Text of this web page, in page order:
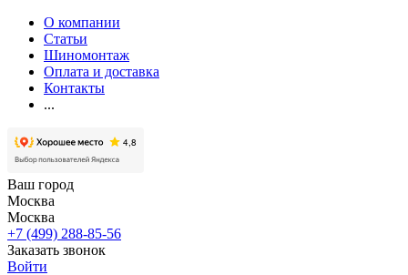
О компании
Статьи
Шиномонтаж
Оплата и доставка
Контакты
...
Ваш город
Москва
Москва
+7 (499) 288-85-56
Заказать звонок
Войти